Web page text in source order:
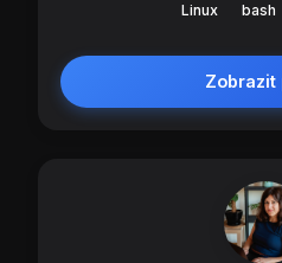
Linux bash
Zobrazit